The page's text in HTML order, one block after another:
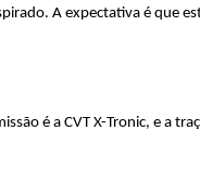
A expectativa é que
é a CVT X-Tronic, e a